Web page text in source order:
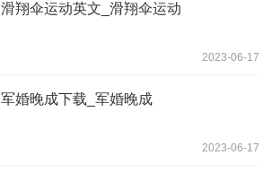
滑翔伞运动英文_滑翔伞运动
2023-06-17
军婚晚成下载_军婚晚成
2023-06-17